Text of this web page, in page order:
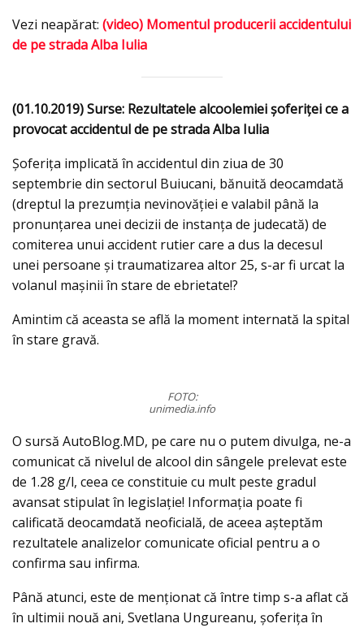
Vezi neapărat: (video) Momentul producerii accidentului
de pe strada Alba Iulia
(01.10.2019) Surse: Rezultatele alcoolemiei șoferiței ce a
provocat accidentul de pe strada Alba Iulia
Şoferiţa implicată în accidentul din ziua de 30
septembrie din sectorul Buiucani, bănuită deocamdată
(dreptul la prezumția nevinovăţiei e valabil până la
pronunţarea unei decizii de instanţa de judecată) de
comiterea unui accident rutier care a dus la decesul
unei persoane şi traumatizarea altor 25, s-ar fi urcat la
volanul maşinii în stare de ebrietate!?
Amintim că aceasta se află la moment internată la spital
în stare gravă.
FOTO:
unimedia.info
O sursă AutoBlog.MD, pe care nu o putem divulga, ne-a
comunicat că nivelul de alcool din sângele prelevat este
de 1.28 g/l, ceea ce constituie cu mult peste gradul
avansat stipulat în legislaţie! Informaţia poate fi
calificată deocamdată neoficială, de aceea aşteptăm
rezultatele analizelor comunicate oficial pentru a o
confirma sau infirma.
Până atunci, este de menţionat că între timp s-a aflat că
în ultimii nouă ani, Svetlana Ungureanu, șoferița în